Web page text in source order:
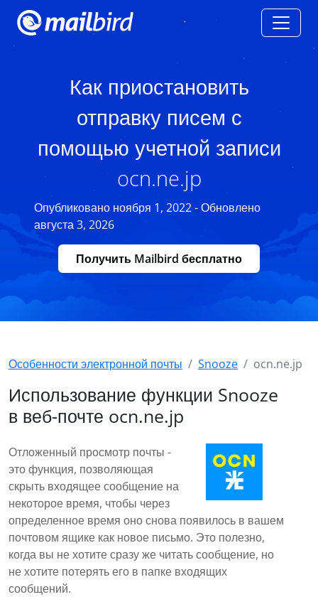
Как приостановить
отправку писем с
помощью учетной записи
ocn.ne.jp
Опубликовано ноября 1, 2022 - Обновлено
августа 3, 2026
Получить Mailbird бесплатно
Особенности электронной почты Snooze ocn.ne.jp
Использование функции Snooze
в веб-почте ocn.ne.jp
Отложенный просмотр почты -
это функция, позволяющая
скрыть входящее сообщение на
некоторое время, чтобы через
определенное время оно снова появилось в вашем
почтовом ящике как новое письмо. Это полезно,
когда вы не хотите сразу же читать сообщение, но
не хотите потерять его в папке входящих
сообщений.